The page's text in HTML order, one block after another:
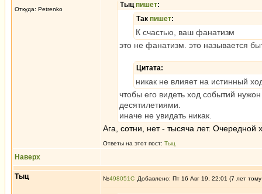
Откуда: Petrenko
Tыцпишет:
Так пишет:
К счастью, ваш фанатизм
это не фанатизм. это называется
Цитата:
никак не влияет на истинный
чтобы его видеть ход событий
десятилетиями.
иначе не увидать никак.
Ага, сотни, нет - тысяча лет. Очередной
Ответы на этот пост: Tыц
Наверх
Tыц №498051 Добавлено: Пт 16 Авг 19, 22:01 (7 лет